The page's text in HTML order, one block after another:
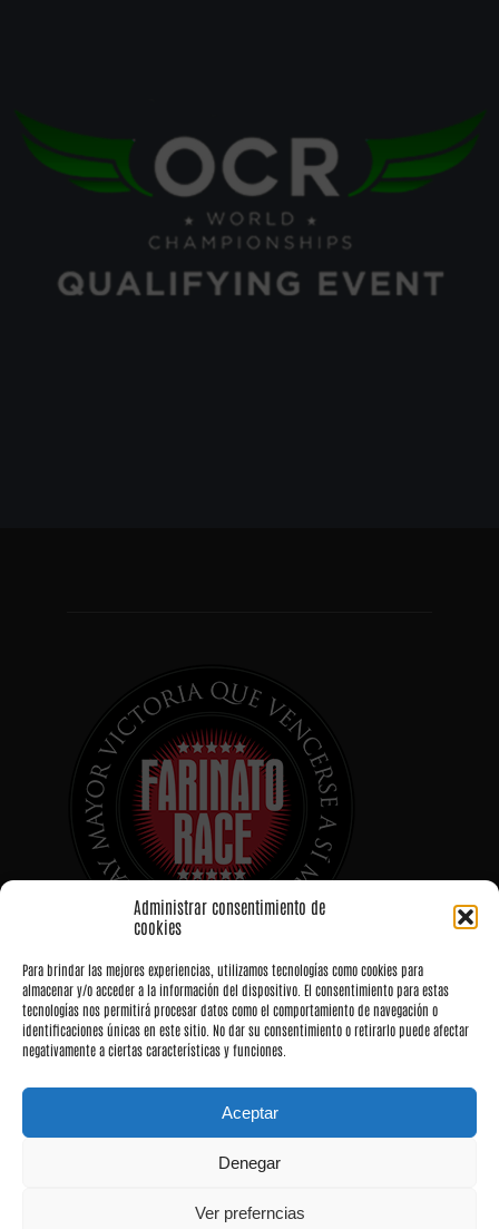
Administrar consentimiento de
cookies
Para brindar las mejores experiencias, utilizamos tecnologías como cookies para
almacenar y/o acceder a la información del dispositivo. El consentimiento para estas
tecnologías nos permitirá procesar datos como el comportamiento de navegación o
identificaciones únicas en este sitio. No dar su consentimiento o retirarlo puede afectar
negativamente a ciertas características y funciones.
Aceptar
Denegar
Ver preferncias